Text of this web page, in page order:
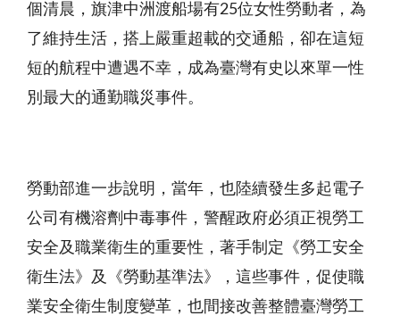
個清晨，旗津中洲渡船場有25位女性勞動者，為
了維持生活，搭上嚴重超載的交通船，卻在這短
短的航程中遭遇不幸，成為臺灣有史以來單一性
別最大的通勤職災事件。
勞動部進一步說明，當年，也陸續發生多起電子
公司有機溶劑中毒事件，警醒政府必須正視勞工
安全及職業衛生的重要性，著手制定《勞工安全
衛生法》及《勞動基準法》，這些事件，促使職
業安全衛生制度變革，也間接改善整體臺灣勞工